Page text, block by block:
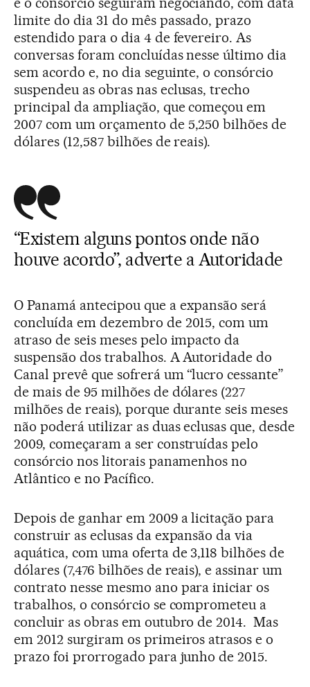
limite do dia 31 do mês passado, prazo
estendido para o dia 4 de fevereiro. As
conversas foram concluídas nesse último dia
sem acordo e, no dia seguinte, o consórcio
suspendeu as obras nas eclusas, trecho
principal da ampliação, que começou em
2007 com um orçamento de 5,250 bilhões de
dólares (12,587 bilhões de reais).
“Existem alguns pontos onde não
houve acordo”, adverte a Autoridade
O Panamá antecipou que a expansão será
concluída em dezembro de 2015, com um
atraso de seis meses pelo impacto da
suspensão dos trabalhos. A Autoridade do
Canal prevê que sofrerá um “lucro cessante”
de mais de 95 milhões de dólares (227
milhões de reais), porque durante seis meses
não poderá utilizar as duas eclusas que, desde
2009, começaram a ser construídas pelo
consórcio nos litorais panamenhos no
Atlântico e no Pacífico.
Depois de ganhar em 2009 a licitação para
construir as eclusas da expansão da via
aquática, com uma oferta de 3,118 bilhões de
dólares (7,476 bilhões de reais), e assinar um
contrato nesse mesmo ano para iniciar os
trabalhos, o consórcio se comprometeu a
concluir as obras em outubro de 2014. Mas
em 2012 surgiram os primeiros atrasos e o
prazo foi prorrogado para junho de 2015.